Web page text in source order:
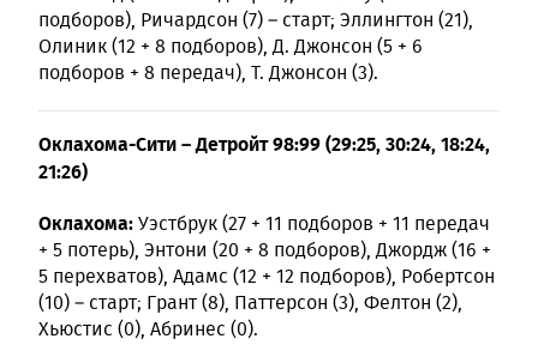
подборов), Ричардсон (7) – старт; Эллингтон (21),
Олиник (12 + 8 подборов), Д. Джонсон (5 + 6
подборов + 8 передач), Т. Джонсон (3).
Оклахома-Сити – Детройт 98:99 (29:25, 30:24, 18:24,
21:26)
Оклахома:Уэстбрук (27 + 11 подборов + 11 передач
+ 5 потерь), Энтони (20 + 8 подборов), Джордж (16 +
5 перехватов), Адамс (12 + 12 подборов), Робертсон
(10) – старт; Грант (8), Паттерсон (3), Фелтон (2),
Хьюстис (0), Абринес (0).